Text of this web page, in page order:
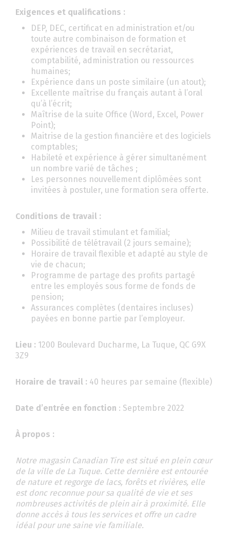
Exigences et qualifications :
DEP, DEC, certificat en administration et/ou
toute autre combinaison de formation et
expériences de travail en secrétariat,
comptabilité, administration ou ressources
humaines;
Expérience dans un poste similaire (un atout);
Excellente maîtrise du français autant à l’oral
qu’à l’écrit;
Maîtrise de la suite Office (Word, Excel, Power
Point);
Maitrise de la gestion financière et des logiciels
comptables;
Habileté et expérience à gérer simultanément
un nombre varié de tâches ;
Les personnes nouvellement diplômées sont
invitées à postuler, une formation sera offerte.
Conditions de travail :
Milieu de travail stimulant et familial;
Possibilité de télétravail (2 jours semaine);
Horaire de travail flexible et adapté au style de
vie de chacun;
Programme de partage des profits partagé
entre les employés sous forme de fonds de
pension;
Assurances complètes (dentaires incluses)
payées en bonne partie par l’employeur.
Lieu : 1200 Boulevard Ducharme, La Tuque, QC G9X
3Z9
Horaire de travail : 40 heures par semaine (flexible)
Date d’entrée en fonction : Septembre 2022
À propos :
Notre magasin Canadian Tire est situé en plein cœur
de la ville de La Tuque. Cette dernière est entourée
de nature et regorge de lacs, forêts et rivières, elle
est donc reconnue pour sa qualité de vie et ses
nombreuses activités de plein air à proximité. Elle
donne accès à tous les services et offre un cadre
idéal pour une saine vie familiale.